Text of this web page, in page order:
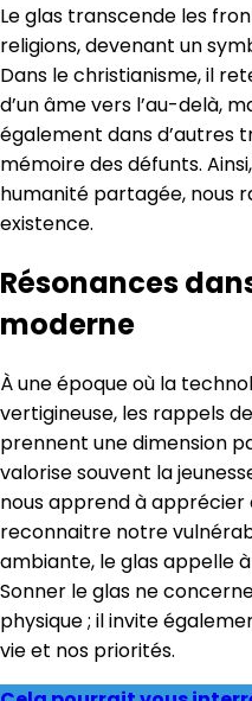
Le glas transcende les
religions, devenant un
Dans le christianisme, il
d’un âme vers l’au-delà,
également dans d’autres
mémoire des défunts.
humanité partagée, nous
existence.
Résonances
moderne
À une époque où la
vertigineuse, les rappels
prennent une dimension
valorise souvent la
nous apprend à apprécier
reconnaitre notre
ambiante, le glas appelle
Sonner le glas ne
physique ; il invite
vie et nos priorités.